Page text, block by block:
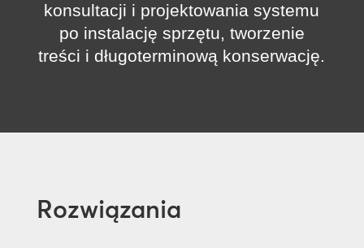
konsultacji i projektowania systemu
po instalację sprzętu, tworzenie
treści i długoterminową konserwację.
Rozwiązania